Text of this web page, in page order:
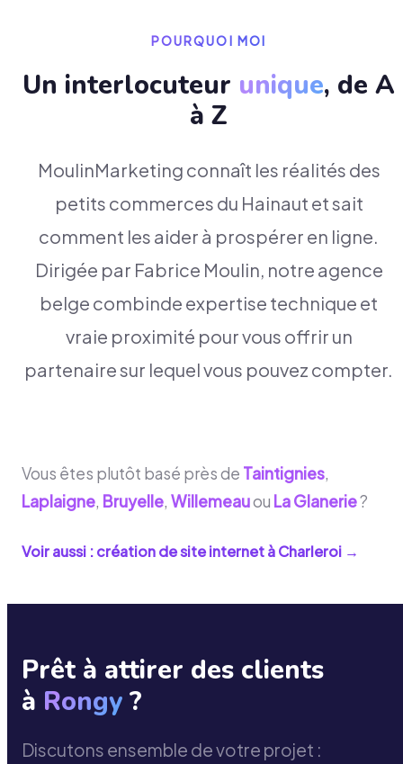
POURQUOI MOI
Un interlocuteur unique, de A
à Z
MoulinMarketing connaît les réalités des
petits commerces du Hainaut et sait
comment les aider à prospérer en ligne.
Dirigée par Fabrice Moulin, notre agence
belge combinde expertise technique et
vraie proximité pour vous offrir un
partenaire sur lequel vous pouvez compter.
Vous êtes plutôt basé près de Taintignies,
Laplaigne, Bruyelle, Willemeauou La Glanerie?
Voir aussi : création de site internet àCharleroi →
Prêt à attirer des clients
à Rongy ?
Discutons ensemble de votre projet :